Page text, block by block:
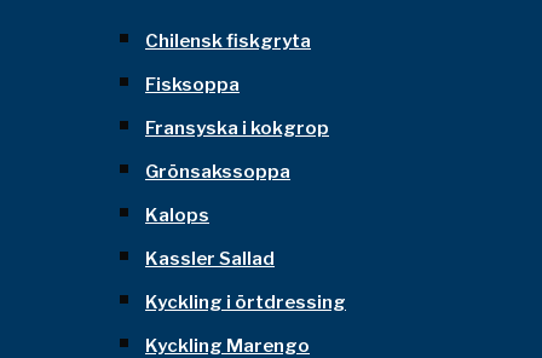
Chilensk fiskgryta
Fisksoppa
Fransyska i kokgrop
Grönsakssoppa
Kalops
Kassler Sallad
Kyckling i örtdressing
Kyckling Marengo